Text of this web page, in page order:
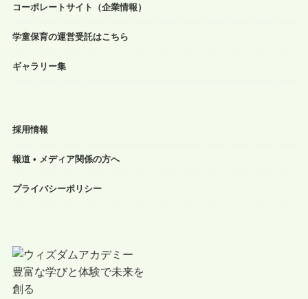
コーポレートサイト（企業情報）
学童保育の運営受託はこちら
ギャラリー集
採用情報
報道 • メディア関係の方へ
プライバシーポリシー